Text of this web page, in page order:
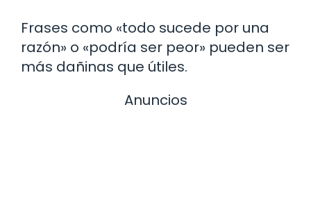
Frases como «todo sucede por una
razón» o «podría ser peor» pueden ser
más dañinas que útiles.
Anuncios